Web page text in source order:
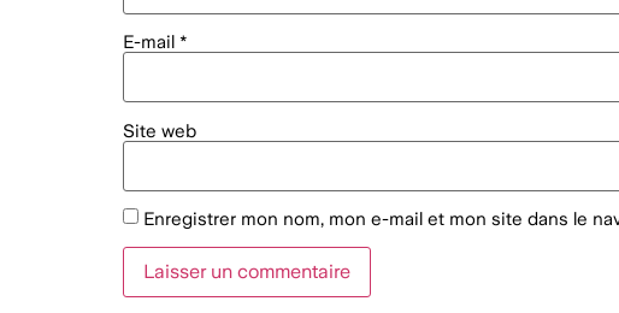
E-mail *
Site web
Enregistrer mon nom, mon e-mail et mon site dans le